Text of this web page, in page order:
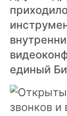
единый